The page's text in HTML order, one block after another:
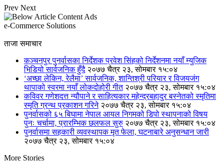
Prev Next
e-Commerce Solutions
ताजा समाचार
कञ्चनपुर पुनर्वासका निर्देशक प्रवेश सिंहको निर्देशनमा नयाँ म्युजिक
भिडियो सार्वजनिक हुँदै २०७७ चैत्र २३, सोमबार १५:०४
‘अच्छा लेकिन, रेलैमा’ सार्वजनिक, शान्तिश्री परियार र विजयजंग
थापाको स्वरमा नयाँ लोकदोहोरी गीत २०७७ चैत्र २३, सोमबार १५:०४
कविवर गणेशदत्त न्यौपाने र साहित्यकार महेन्द्रबहादुर बस्नेतको स्मृतिमा
स्मृति ग्रन्थ प्रकाशन गरिने २०७७ चैत्र २३, सोमबार १५:०४
पुनर्वासको ६५ बिघामा नेपाल आयल निगमको डिपो स्थापनाको विषय
पुनः चर्चामा, प्रारम्भिक छलफल सुरु २०७७ चैत्र २३, सोमबार १५:०४
पुनर्वासमा सहकारी व्यवस्थापक मृत फेला, घटनाबारे अनुसन्धान जारी
२०७७ चैत्र २३, सोमबार १५:०४
More Stories